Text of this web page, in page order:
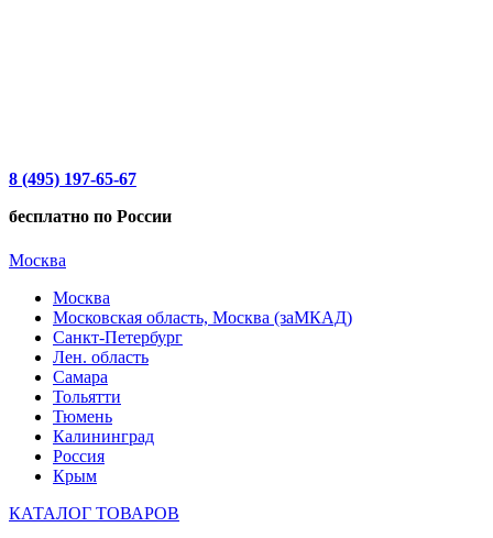
8 (495) 197-65-67
бесплатно по России
Москва
Москва
Московская область, Москва (заМКАД)
Санкт-Петербург
Лен. область
Самара
Тольятти
Тюмень
Калининград
Россия
Крым
КАТАЛОГ ТОВАРОВ